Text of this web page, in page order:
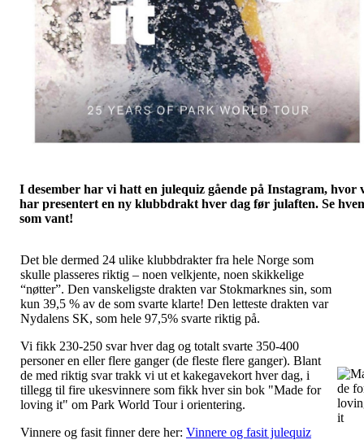
I desember har vi hatt en julequiz gående på Instagram, hvor
har presentert en ny klubbdrakt hver dag før julaften. Se
som vant!
Det ble dermed 24 ulike klubbdrakter fra hele Norge som
skulle plasseres riktig – noen velkjente, noen skikkelige
“nøtter”. Den vanskeligste drakten var Stokmarknes sin, som
kun 39,5 % av de som svarte klarte! Den letteste drakten var
Nydalens SK, som hele 97,5% svarte riktig på.
Vi fikk 230-250 svar hver dag og totalt svarte 350-400
personer en eller flere ganger (de fleste flere ganger). Blant
de med riktig svar trakk vi ut et kakegavekort hver dag, i
tillegg til fire ukesvinnere som fikk hver sin bok "Made for
loving it" om Park World Tour i orientering.
Vinnere og fasit finner dere her: Vinnere og fasit julequiz